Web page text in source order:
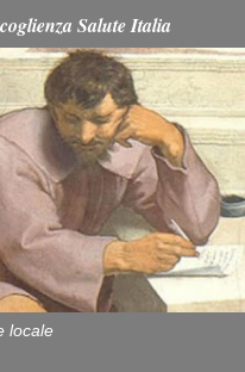
Salute Italia
locale